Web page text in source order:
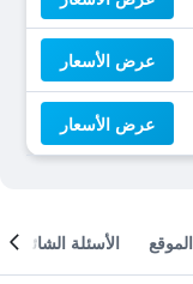
عرض الأسعار
عرض الأسعار
الموقع الأسئلة الشائعة